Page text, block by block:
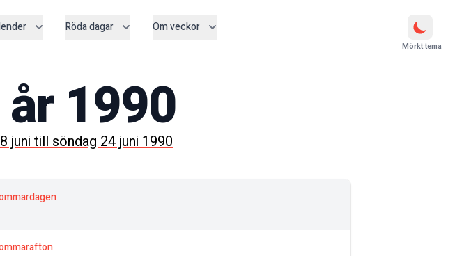
Röda dagar Om veckor
Mörkt tema
år 1990
junitillsöndag 24 juni 1990